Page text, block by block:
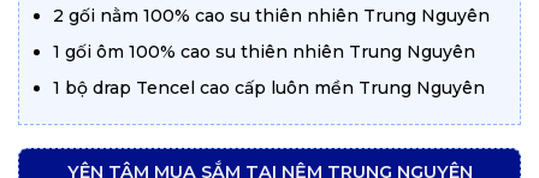
2 gối nằm 100% cao su thiên nhiên Trung Nguyên
1 gối ôm 100% cao su thiên nhiên Trung Nguyên
1 bộ drap Tencel cao cấp luôn mền Trung Nguyên
YÊN TÂM MUA SẮM TẠI NỆM TRUNG NGUYÊN